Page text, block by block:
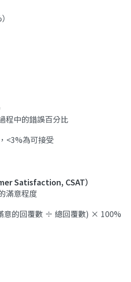
程中的錯誤百分比
<3%為可接受
Satisfaction, CSAT）
滿意程度
意的回覆數 ÷ 總回覆數) × 100%